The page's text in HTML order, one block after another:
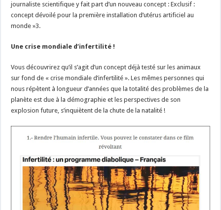
journaliste scientifique y fait part d’un nouveau concept : Exclusif :
concept dévoilé pour la première installation d’utérus artificiel au
monde »3.
Une crise mondiale d’infertilité !
Vous découvrirez qu’il s’agit d’un concept déjà testé sur les animaux
sur fond de « crise mondiale d’infertilité ». Les mêmes personnes qui
nous répètent à longueur d’années que la totalité des problèmes de la
planète est due à la démographie et les perspectives de son
explosion future, s’inquiètent de la chute de la natalité !